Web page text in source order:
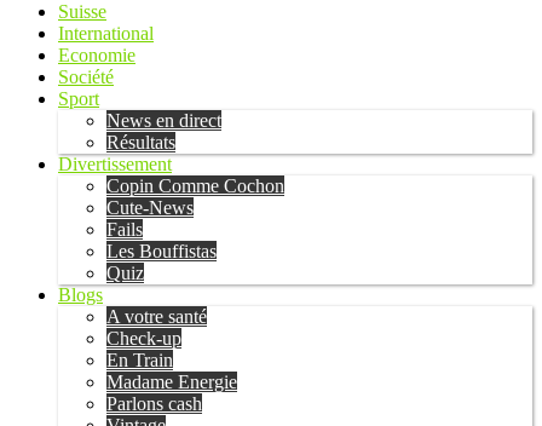
Suisse
International
Economie
Société
Sport
News en direct
Résultats
Divertissement
Copin Comme Cochon
Cute-News
Fails
Les Bouffistas
Quiz
Blogs
A votre santé
Check-up
En Train
Madame Energie
Parlons cash